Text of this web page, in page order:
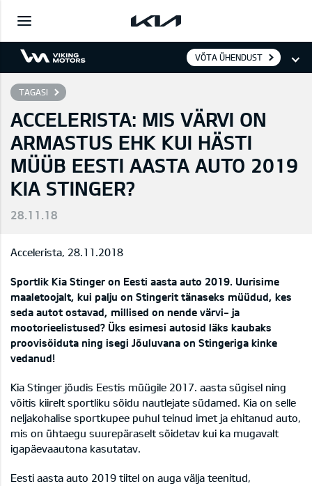
VÕTA ÜHENDUST
TAGASI
ACCELERISTA: MIS VÄRVI ON
ARMASTUS EHK KUI HÄSTI
MÜÜB EESTI AASTA AUTO 2019
KIA STINGER?
28.11.18
Accelerista, 28.11.2018
Sportlik Kia Stinger on Eesti aasta auto 2019. Uurisime
maaletoojalt, kui palju on Stingerit tänaseks müüdud, kes
seda autot ostavad, millised on nende värvi- ja
mootorieelistused? Üks esimesi autosid läks kaubaks
proovisõiduta ning isegi Jõuluvana on Stingeriga kinke
vedanud!
Kia Stinger jõudis Eestis müügile 2017. aasta sügisel ning
võitis kiirelt sportliku sõidu nautlejate südamed. Kia on selle
neljakohalise sportkupee puhul teinud imet ja ehitanud auto,
mis on ühtaegu suurepäraselt sõidetav kui ka mugavalt
igapäevaautona kasutatav.
Eesti aasta auto 2019 tiitel on auga välja teenitud,